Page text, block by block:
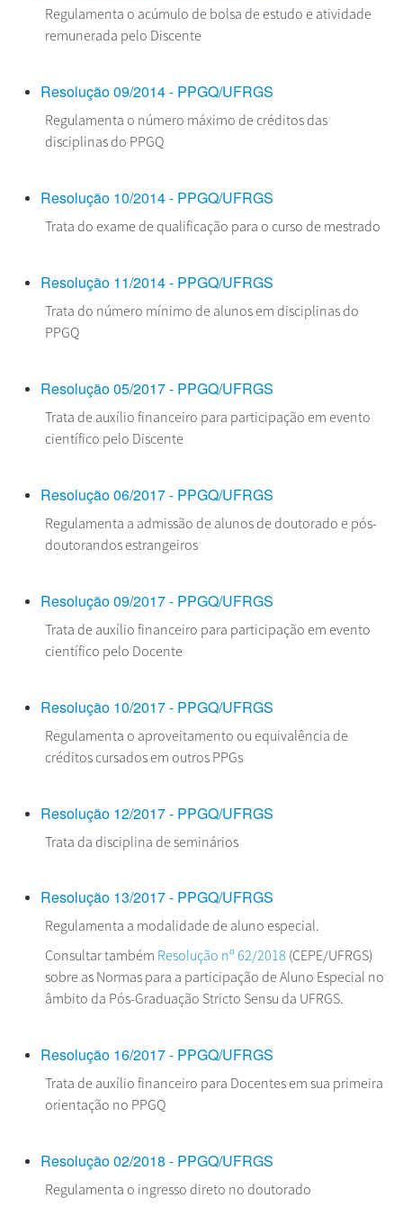
Regulamenta o acúmulo de bolsa de estudo e atividade
remunerada pelo Discente
Resolução 09/2014 - PPGQ/UFRGS
Regulamenta o número máximo de créditos das
disciplinas do PPGQ
Resolução 10/2014 - PPGQ/UFRGS
Trata do exame de qualificação para o curso de mestrado
Resolução 11/2014 - PPGQ/UFRGS
Trata do número mínimo de alunos em disciplinas do
PPGQ
Resolução 05/2017 - PPGQ/UFRGS
Trata de auxílio financeiro para participação em evento
científico pelo Discente
Resolução 06/2017 - PPGQ/UFRGS
Regulamenta a admissão de alunos de doutorado e pós-
doutorandos estrangeiros
Resolução 09/2017 - PPGQ/UFRGS
Trata de auxílio financeiro para participação em evento
científico pelo Docente
Resolução 10/2017 - PPGQ/UFRGS
Regulamenta o aproveitamento ou equivalência de
créditos cursados em outros PPGs
Resolução 12/2017 - PPGQ/UFRGS
Trata da disciplina de seminários
Resolução 13/2017 - PPGQ/UFRGS
Regulamenta a modalidade de aluno especial.
Consultar também Resolução nº 62/2018 (CEPE/UFRGS)
sobre as Normas para a participação de Aluno Especial no
âmbito da Pós-Graduação Stricto Sensu da UFRGS.
Resolução 16/2017 - PPGQ/UFRGS
Trata de auxílio financeiro para Docentes em sua primeira
orientação no PPGQ
Resolução 02/2018 - PPGQ/UFRGS
Regulamenta o ingresso direto no doutorado